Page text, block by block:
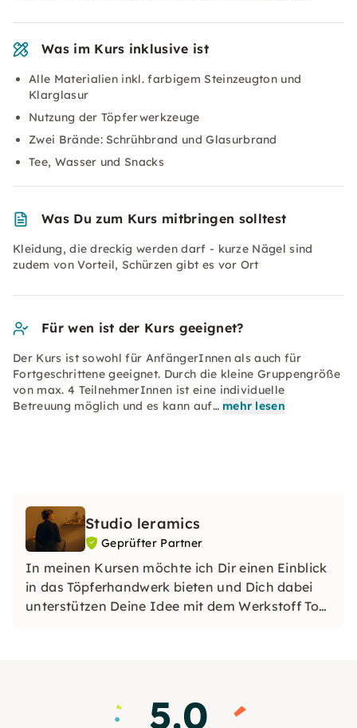
Was im Kurs inklusive ist
Alle Materialien inkl. farbigem Steinzeugton und
Klarglasur
Nutzung der Töpferwerkzeuge
Zwei Brände: Schrühbrand und Glasurbrand
Tee, Wasser und Snacks
Was Du zum Kurs mitbringen solltest
Kleidung, die dreckig werden darf - kurze Nägel sind
zudem von Vorteil, Schürzen gibt es vor Ort
Für wen ist der Kurs geeignet?
Der Kurs ist sowohl für AnfängerInnen als auch für
Fortgeschrittene geeignet. Durch die kleine Gruppengröße
von max. 4 TeilnehmerInnen ist eine individuelle
Betreuung möglich und es kann auf… mehr lesen
Studio leramics
Geprüfter Partner
In meinen Kursen möchte ich Dir einen Einblick
in das Töpferhandwerk bieten und Dich dabei
unterstützen Deine Idee mit dem Werkstoff Ton
5.0